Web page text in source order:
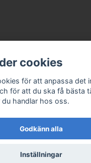
© 2026 Hem&Fritid i Sävsjö AB
cookies
för att anpassa det
för att du ska få bästa
du handlar hos oss.
Godkänn alla
Inställningar